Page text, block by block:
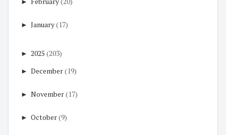
► January(17)
► 2025 (203)
► December(19)
► November(17)
► October(9)